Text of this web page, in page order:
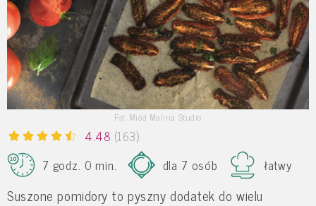
Fot. Miód Malina Studio
4.48 (163)
7 godz. 0 min.
dla 7 osób łatwy
Suszone pomidory to pyszny dodatek do wielu